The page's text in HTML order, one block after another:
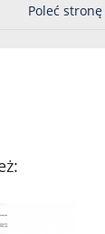
Poleć stronę